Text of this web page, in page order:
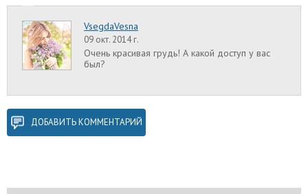
VsegdaVesna
09 окт. 2014 г.
Очень красивая грудь! А какой доступ у вас
был?
ДОБАВИТЬ КОММЕНТАРИЙ